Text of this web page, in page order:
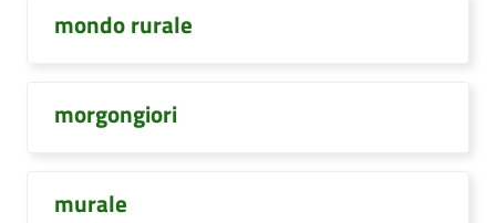
mondo rurale
morgongiori
murale